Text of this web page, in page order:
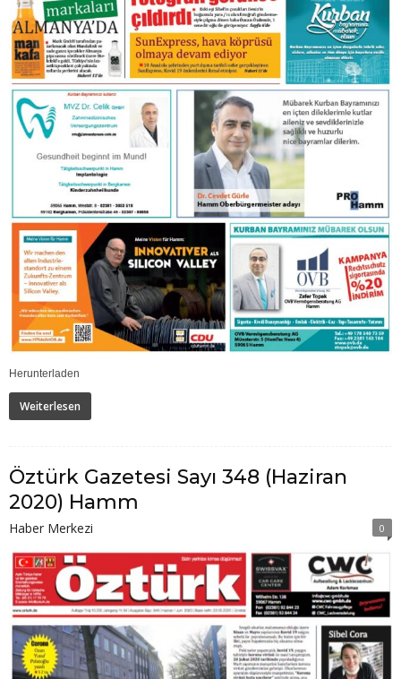
Herunterladen
Weiterlesen
Öztürk Gazetesi Sayı 348 (Haziran
2020) Hamm
Haber Merkezi 0